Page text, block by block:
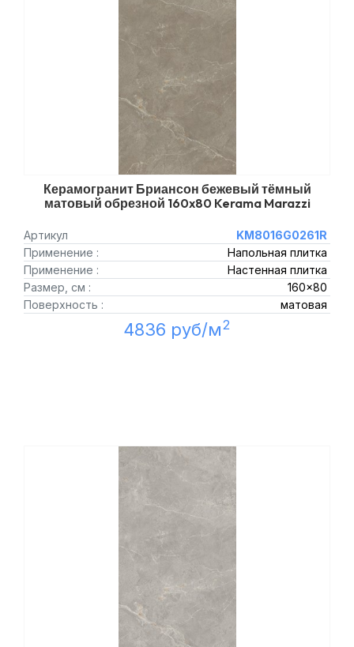
Керамогранит Бриансон бежевый тёмный
матовый обрезной 160x80 Kerama Marazzi
Артикул
KM8016G0261R
Применение :
Напольная плитка
Применение :
Настенная плитка
Размер, см :
160x80
Поверхность :
матовая
4836 руб/м2